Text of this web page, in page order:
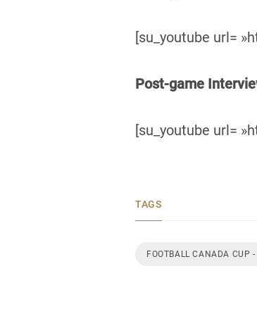
[su_youtube url=
Post-game
[su_youtube url=
TAGS
FOOTBALL CANADA CUP -